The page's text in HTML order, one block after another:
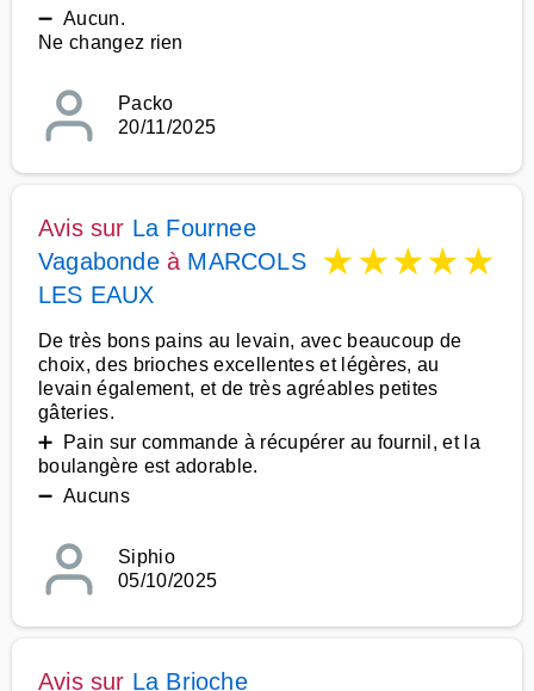
➖ Aucun.
Ne changez rien
Packo
20/11/2025
Avis sur La Fournee
Vagabondeà MARCOLS
LES EAUX
★★★★★
De très bons pains au levain, avec beaucoup de
choix, des brioches excellentes et légères, au
levain également, et de très agréables petites
gâteries.
➕ Pain sur commande à récupérer au fournil, et la
boulangère est adorable.
➖ Aucuns
Siphio
05/10/2025
Avis sur La Brioche